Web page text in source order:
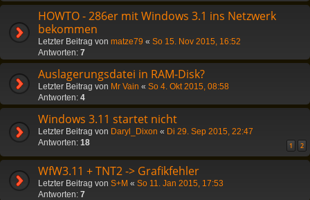
HOWTO - 286er mit Windows 3.1 ins Netzwerk
bekommen
Letzter Beitrag von matze79 « So 15. Nov 2015, 16:52
Antworten: 7
Auslagerungsdatei in RAM-Disk?
Letzter Beitrag von Mr Vain « So 4. Okt 2015, 08:58
Antworten: 4
Windows 3.11 startet nicht
Letzter Beitrag von Daryl_Dixon « Di 29. Sep 2015, 22:47
Antworten: 18 1 2
WfW3.11 + TNT2 -> Grafikfehler
Letzter Beitrag von S+M « So 11. Jan 2015, 17:53
Antworten: 7